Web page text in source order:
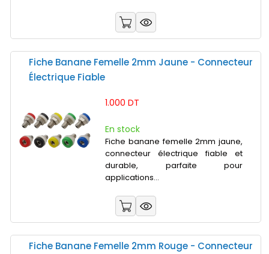
Fiche Banane Femelle 2mm Jaune - Connecteur
Électrique Fiable
1.000 DT
En stock
Fiche banane femelle 2mm jaune,
connecteur électrique fiable et
durable, parfaite pour
applications...
Fiche Banane Femelle 2mm Rouge - Connecteur